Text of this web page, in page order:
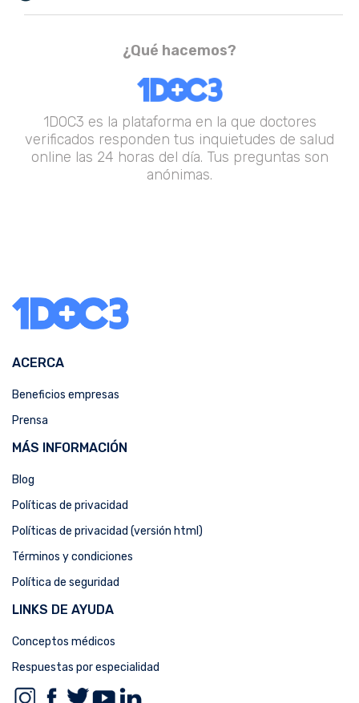
¿Qué hacemos?
1DOC3 es la plataforma en la que doctores
verificados responden tus inquietudes de salud
online las 24 horas del día. Tus preguntas son
anónimas.
ACERCA
Beneficios empresas
Prensa
MÁS INFORMACIÓN
Blog
Políticas de privacidad
Políticas de privacidad (versión html)
Términos y condiciones
Política de seguridad
LINKS DE AYUDA
Conceptos médicos
Respuestas por especialidad